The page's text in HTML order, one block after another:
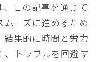
この記事を通じて
ーズに進めるため
結果的に時間と労力
、トラブルを回避す